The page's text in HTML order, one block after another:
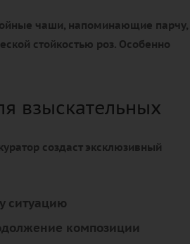
чаши, напоминающие парчу,
стойкостью роз. Особенно
взыскательных
создаст эксклюзивный
ситуацию
композиции